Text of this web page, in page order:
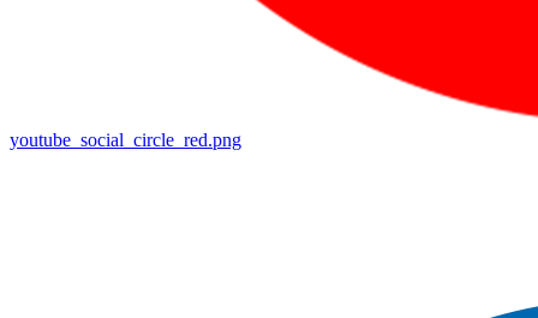
youtube_social_circle_red.png